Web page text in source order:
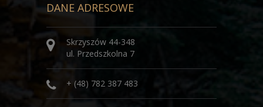
DANE ADRESOWE
Skrzyszów 44-348
ul. Przedszkolna 7
+ (48) 782 387 483